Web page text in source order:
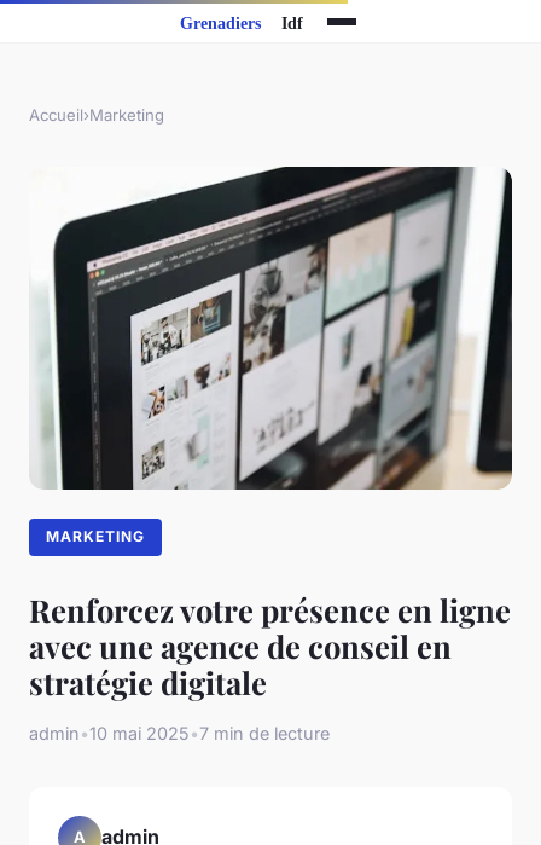
Accueil›Marketing
MARKETING
Renforcez votre présence en ligne
avec une agence de conseil en
stratégie digitale
admin•10 mai 2025•7 min de lecture
A admin